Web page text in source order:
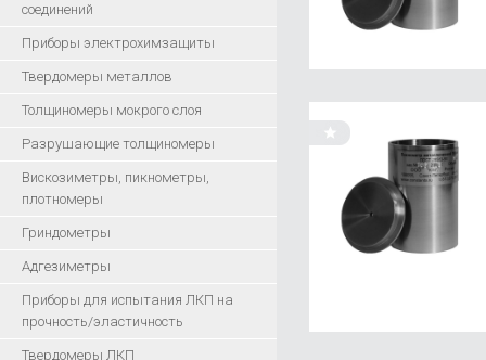
соединений
Приборы электрохимзащиты
Твердомеры металлов
Толщиномеры мокрого слоя
Разрушающие толщиномеры
Вискозиметры, пикнометры,
плотномеры
Гриндометры
Адгезиметры
Приборы для испытания ЛКП на
прочность/эластичность
Твердомеры ЛКП